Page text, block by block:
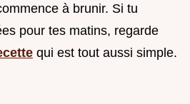
à brunir. Si tu
pour tes matins, regarde
qui est tout aussi simple.